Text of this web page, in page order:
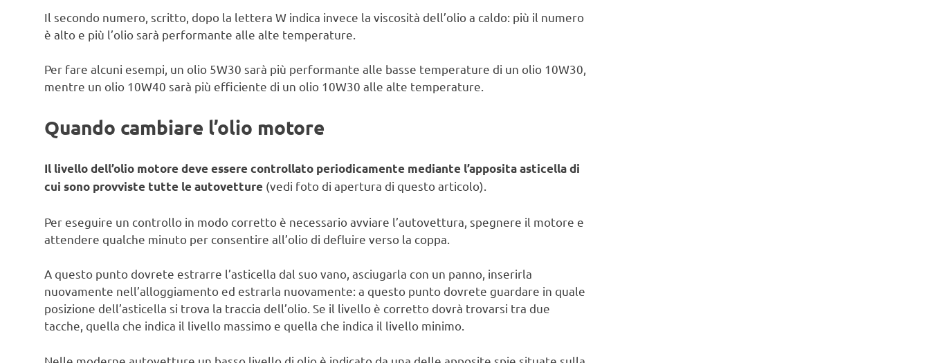
Il secondo numero, scritto, dopo la lettera W indica invece la viscosità dell’olio a caldo: più il numero
è alto e più l’olio sarà performante alle alte temperature.
Per fare alcuni esempi, un olio 5W30 sarà più performante alle basse temperature di un olio 10W30,
mentre un olio 10W40 sarà più efficiente di un olio 10W30 alle alte temperature.
Quando cambiare l’olio motore
Il livello dell’olio motore deve essere controllato periodicamente mediante l’apposita asticella di
cui sono provviste tutte le autovetture (vedi foto di apertura di questo articolo).
Per eseguire un controllo in modo corretto è necessario avviare l’autovettura, spegnere il motore e
attendere qualche minuto per consentire all’olio di defluire verso la coppa.
A questo punto dovrete estrarre l’asticella dal suo vano, asciugarla con un panno, inserirla
nuovamente nell’alloggiamento ed estrarla nuovamente: a questo punto dovrete guardare in quale
posizione dell’asticella si trova la traccia dell’olio. Se il livello è corretto dovrà trovarsi tra due
tacche, quella che indica il livello massimo e quella che indica il livello minimo.